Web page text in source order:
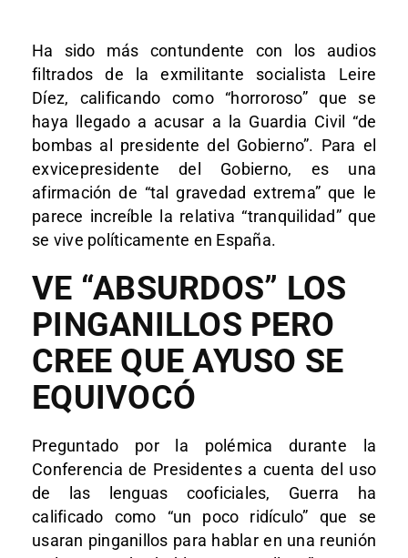
Ha sido más contundente con los audios
filtrados de la exmilitante socialista Leire
Díez, calificando como “horroroso” que se
haya llegado a acusar a la Guardia Civil “de
bombas al presidente del Gobierno”. Para el
exvicepresidente del Gobierno, es una
afirmación de “tal gravedad extrema” que le
parece increíble la relativa “tranquilidad” que
se vive políticamente en España.
VE “ABSURDOS” LOS
PINGANILLOS PERO
CREE QUE AYUSO SE
EQUIVOCÓ
Preguntado por la polémica durante la
Conferencia de Presidentes a cuenta del uso
de las lenguas cooficiales, Guerra ha
calificado como “un poco ridículo” que se
usaran pinganillos para hablar en una reunión